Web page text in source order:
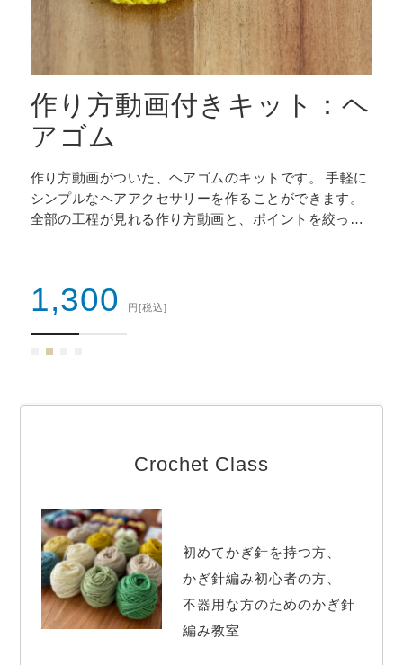
作り方動画付きキット：ヘ
アゴム
作り方動画がついた、ヘアゴムのキットです。 手軽に
シンプルなヘアアクセサリーを作ることができます。
全部の工程が見れる作り方動画と、ポイントを絞った
1,300 円[税込]
Crochet Class
初めてかぎ針を持つ方、
かぎ針編み初心者の方、
不器用な方のためのかぎ針
編み教室